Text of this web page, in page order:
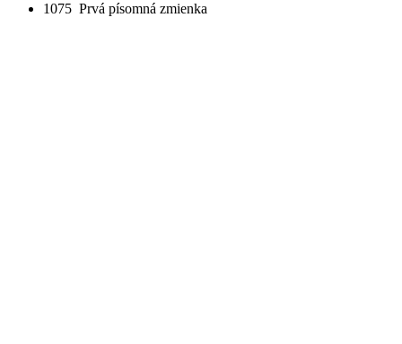
1075 Prvá písomná zmienka